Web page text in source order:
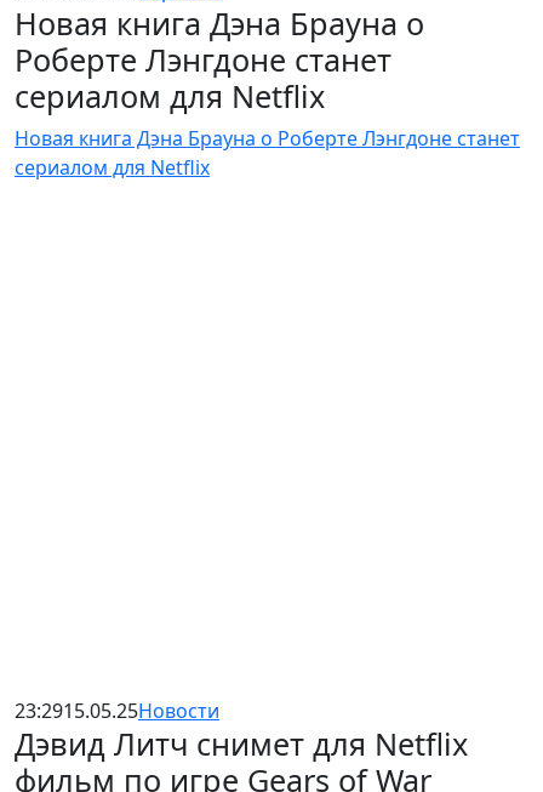
Новая книга Дэна Брауна о
Роберте Лэнгдоне станет
сериалом для Netflix
Новая книга Дэна Брауна о Роберте Лэнгдоне станет
сериалом для Netflix
23:2915.05.25Новости
Дэвид Литч снимет для Netflix
фильм по игре Gears of War